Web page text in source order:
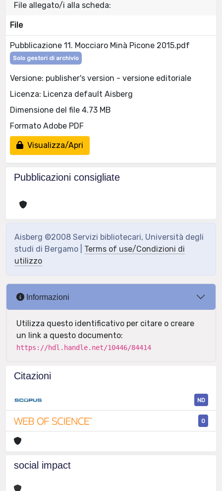
File allegato/i alla scheda:
File
Pubblicazione 11. Mocciaro Minà Picone 2015.pdf
Solo gestori di archivio
Versione: publisher's version - versione editoriale
Licenza: Licenza default Aisberg
Dimensione del file 4.73 MB
Formato Adobe PDF
Visualizza/Apri
Pubblicazioni consigliate
Aisberg ©2008 Servizi bibliotecari, Università degli
studi di Bergamo | Terms of use/Condizioni di
utilizzo
Informazioni
Utilizza questo identificativo per citare o creare
un link a questo documento:
https://hdl.handle.net/10446/84414
Citazioni
ND
0
social impact